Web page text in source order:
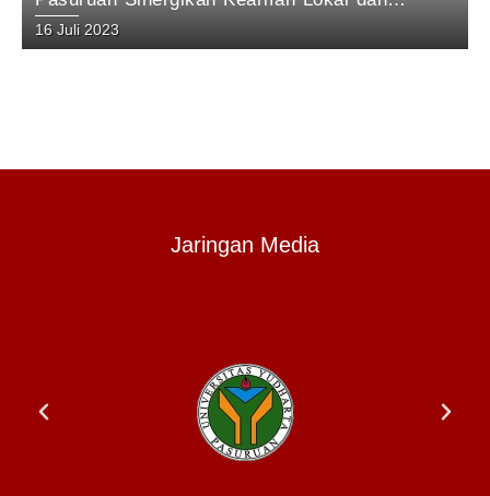
Pelestarian Alam di Kawasan Gunung Arjuno
16 Juli 2023
Jaringan Media